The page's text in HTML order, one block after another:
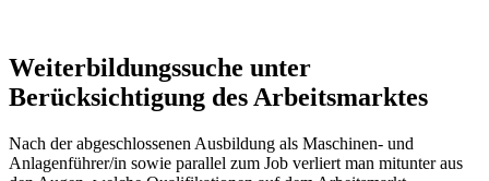
Weiterbildungssuche unter
Berücksichtigung des Arbeitsmarktes
Nach der abgeschlossenen Ausbildung als Maschinen- und
Anlagenführer/in sowie parallel zum Job verliert man mitunter aus